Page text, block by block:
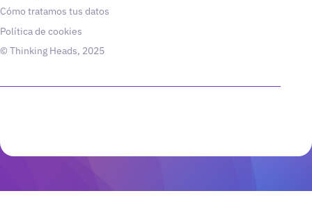
Cómo tratamos tus datos
Política de cookies
© Thinking Heads, 2025